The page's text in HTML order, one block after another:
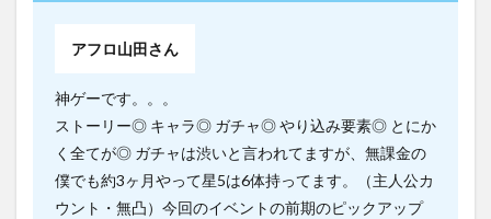
アフロ山田さん
神ゲーです。。。
ストーリー◎ キャラ◎ ガチャ◎ やり込み要素◎ とにか
く全てが◎ ガチャは渋いと言われてますが、無課金の
僕でも約3ヶ月やって星5は6体持ってます。（主人公カ
ウント・無凸）今回のイベントの前期のピックアップ